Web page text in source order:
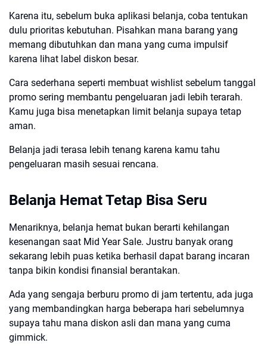
Karena itu, sebelum buka aplikasi belanja, coba tentukan
dulu prioritas kebutuhan. Pisahkan mana barang yang
memang dibutuhkan dan mana yang cuma impulsif
karena lihat label diskon besar.
Cara sederhana seperti membuat wishlist sebelum tanggal
promo sering membantu pengeluaran jadi lebih terarah.
Kamu juga bisa menetapkan limit belanja supaya tetap
aman.
Belanja jadi terasa lebih tenang karena kamu tahu
pengeluaran masih sesuai rencana.
Belanja Hemat Tetap Bisa Seru
Menariknya, belanja hemat bukan berarti kehilangan
kesenangan saat Mid Year Sale. Justru banyak orang
sekarang lebih puas ketika berhasil dapat barang incaran
tanpa bikin kondisi finansial berantakan.
Ada yang sengaja berburu promo di jam tertentu, ada juga
yang membandingkan harga beberapa hari sebelumnya
supaya tahu mana diskon asli dan mana yang cuma
gimmick.